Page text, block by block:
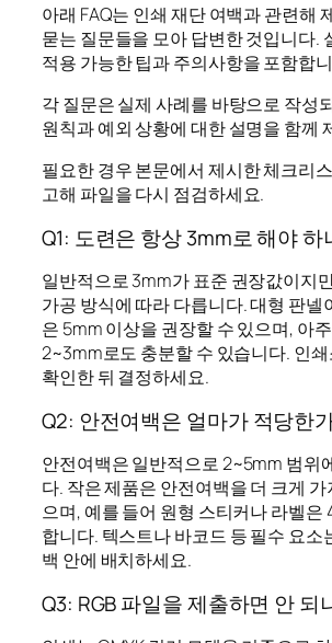
아래 FAQ는 인쇄 재단 여백과 관련해
묻는 질문들을 모아 답변한 것입니다.
적용 가능한 팁과 주의사항을 포함합
각 질문은 실제 사례를 바탕으로 작성
원칙과 예외 상황에 대한 설명을 함께
필요한 경우 본문에서 제시한 체크리
고해 파일을 다시 점검하세요.
Q1: 도련은 항상 3mm로 해야 하
일반적으로 3mm가 표준 권장값이지
가공 방식에 따라 다릅니다. 대형 판넬
은 5mm 이상을 권장할 수 있으며, 아
2~3mm로도 충분할 수 있습니다. 인
확인한 뒤 결정하세요.
Q2: 안전여백은 얼마가 적당한
안전여백은 일반적으로 2~5mm 범위
다. 작은 제품은 안전여백을 더 크게
으며, 예를 들어 원형 스티커나 라벨은
합니다. 텍스트나 바코드 등 필수 요소
백 안에 배치하세요.
Q3: RGB 파일을 제출하면 안 되